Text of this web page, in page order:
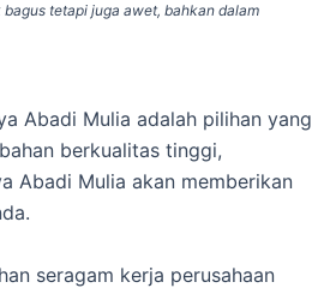
tetapi juga awet, bahkan dalam
Abadi Mulia adalah pilihan yang
berkualitas tinggi,
Abadi Mulia akan memberikan
seragam kerja perusahaan